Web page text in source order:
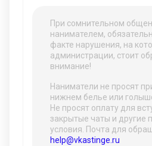
При сомнительном
нанимателем,
факте нарушения, на
администрации, стоит
внимание!
Наниматели не просят
нижнем белье или
Не просят оплату для
закрытые чаты и другие
условия. Почта для
help@vkastinge.ru